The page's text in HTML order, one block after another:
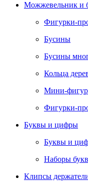
Можжевельник и
Фигурки-
Бусины
Бусины
Кольца
Мини-
Фигурки-
Буквы и цифры
Буквы и
Наборы букв
Клипсы